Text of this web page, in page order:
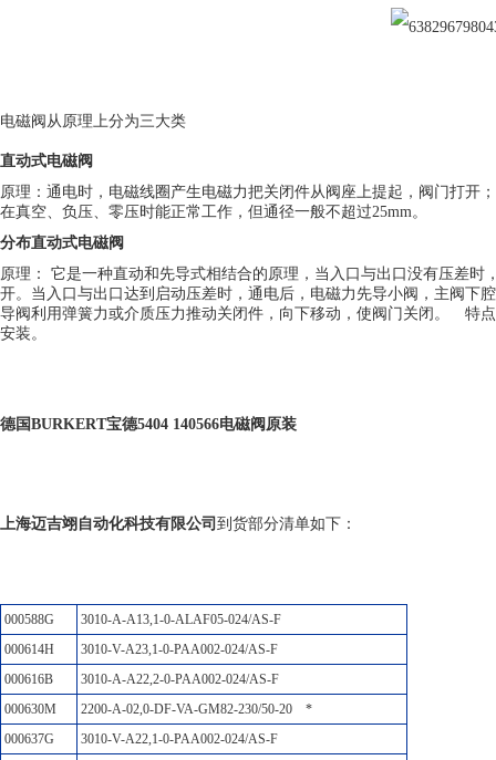
电磁阀从原理上分为三大类
直动式电磁阀
原理：通电时，电磁线圈产生电磁力把关闭件从阀座上提起，阀门打
在真空、负压、零压时能正常工作，但通径一般不超过25mm。
分布直动式电磁阀
原理： 它是一种直动和先导式相结合的原理，当入口与出口没有压差
开。当入口与出口达到启动压差时，通电后，电磁力先导小阀，主阀下
导阀利用弹簧力或介质压力推动关闭件，向下移动，使阀门关闭。 特
安装。
德国BURKERT宝德5404 140566电磁阀原装
上海迈吉翊自动化科技有限公司 到货部分清单如下：
000588G
3010-A-A13,1-0-ALAF05-024/AS-F
000614H
3010-V-A23,1-0-PAA002-024/AS-F
000616B
3010-A-A22,2-0-PAA002-024/AS-F
000630M
2200-A-02,0-DF-VA-GM82-230/50-20
*
000637G
3010-V-A22,1-0-PAA002-024/AS-F